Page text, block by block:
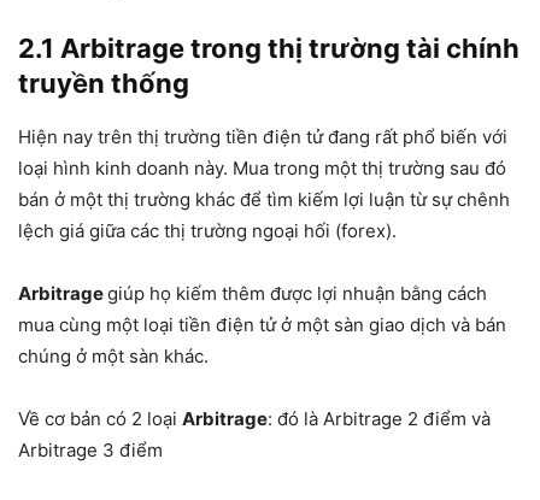
2.1 Arbitrage trong thị trường tài chính
truyền thống
Hiện nay trên thị trường tiền điện tử đang rất phổ biến với
loại hình kinh doanh này. Mua trong một thị trường sau đó
bán ở một thị trường khác để tìm kiếm lợi luận từ sự chênh
lệch giá giữa các thị trường ngoại hối (forex).
Arbitragegiúp họ kiếm thêm được lợi nhuận bằng cách
mua cùng một loại tiền điện tử ở một sàn giao dịch và bán
chúng ở một sàn khác.
Về cơ bản có 2 loại Arbitrage: đó là Arbitrage 2 điểm và
Arbitrage 3 điểm